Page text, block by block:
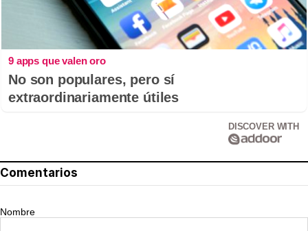
9 apps que valen oro
No son populares, pero sí
extraordinariamente útiles
DISCOVER WITH
Comentarios
Nombre